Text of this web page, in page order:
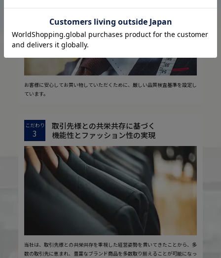
お客様に安心してお買い物していただくために、厳しい品質検査基準を設定し
ています。
こだわり
3
取引先様との共栄共存に基づく
機能性とファッション性の実現
当社は、取引先様との共栄共存を重視した経営姿勢を貫いてきたことから、多
数の取引先に恵まれ、豊富なブランド商品を多数取り揃えることが可能になっ